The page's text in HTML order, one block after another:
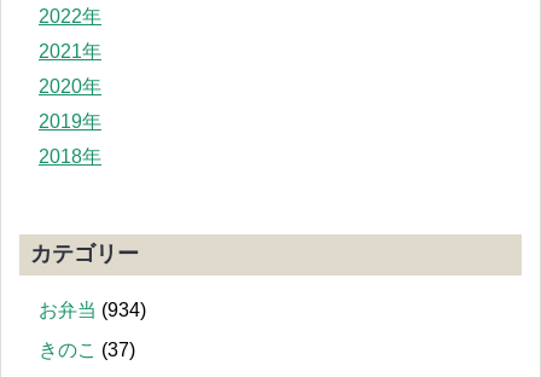
2022年
2021年
2020年
2019年
2018年
カテゴリー
お弁当 (934)
きのこ (37)